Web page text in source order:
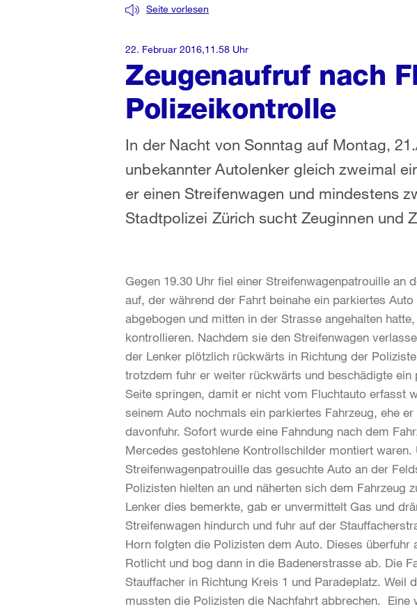
Zeugenaufruf nach
Polizeikontrolle
Seite vorlesen
In der Nacht von Sonntag auf Montag,
unbekannter Autolenker gleich zweimal
er einen Streifenwagen und mindestens
Stadtpolizei Zürich sucht Zeuginnen und
22. Februar 2016,11.58 Uhr
Gegen 19.30 Uhr fiel einer Streifenwagenpatrouille
auf, der während der Fahrt beinahe ein parkiertes
abgebogen und mitten in der Strasse angehalten
kontrollieren. Nachdem sie den Streifenwagen
der Lenker plötzlich rückwärts in Richtung der
trotzdem fuhr er weiter rückwärts und beschädigte
Seite springen, damit er nicht vom Fluchtauto erfasst
seinem Auto nochmals ein parkiertes Fahrzeug, ehe
davonfuhr. Sofort wurde eine Fahndung nach dem
Mercedes gestohlene Kontrollschilder montiert
Streifenwagenpatrouille das gesuchte Auto an der
Polizisten hielten an und näherten sich dem
Lenker dies bemerkte, gab er unvermittelt Gas und
Streifenwagen hindurch und fuhr auf der
Horn folgten die Polizisten dem Auto. Dieses
Rotlicht und bog dann in die Badenerstrasse ab. Die
Stauffacher in Richtung Kreis 1 und Paradeplatz. Weil
mussten die Polizisten die Nachfahrt abbrechen. Eine